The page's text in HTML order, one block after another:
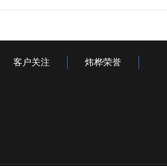
客户关注 炜桦荣誉